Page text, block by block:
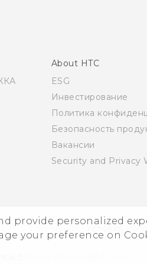
provide personalized
your preference on
About HTC
ESG
Инвестирование
Политика
Безопасность
Вакансии
Security and Privacy
HTC Corporation Условия